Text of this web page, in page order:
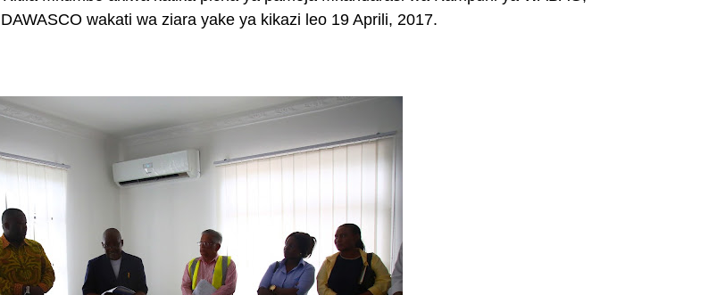
wakati wa ziara yake ya kikazi leo 19 Aprili, 2017.